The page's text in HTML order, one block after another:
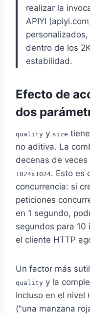
realizar la
APIYI
dentro de los
estabilidad.
Efecto de
dos
quality y size
no aditiva. La
decenas de
1024x1024. Esto es
concurrencia: si
peticiones
en 1 segundo,
segundos para 10
el cliente HTTP
Un factor más
quality y la
Incluso en el nivel
("una manzana